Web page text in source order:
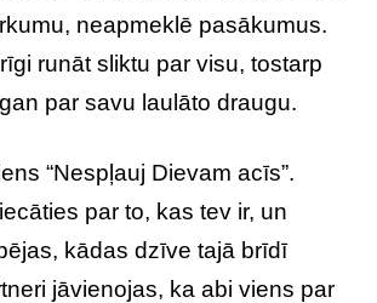
neapmeklē pasākumus.
runāt sliktu par visu, tostarp
par savu laulāto draugu.
“Nespļauj Dievam acīs”.
par to, kas tev ir, un
kādas dzīve tajā brīdī
jāvienojas, ka abi viens par